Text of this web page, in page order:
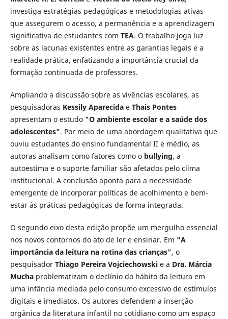
investiga estratégias pedagógicas e metodologias ativas
que assegurem o acesso, a permanência e a aprendizagem
significativa de estudantes com TEA. O trabalho joga luz
sobre as lacunas existentes entre as garantias legais e a
realidade prática, enfatizando a importância crucial da
formação continuada de professores.
Ampliando a discussão sobre as vivências escolares, as
pesquisadoras Kessily Aparecidae Thais Pontes
apresentam o estudo "O ambiente escolar e a saúde dos
adolescentes". Por meio de uma abordagem qualitativa que
ouviu estudantes do ensino fundamental II e médio, as
autoras analisam como fatores como o bullying, a
autoestima e o suporte familiar são afetados pelo clima
institucional. A conclusão aponta para a necessidade
emergente de incorporar políticas de acolhimento e bem-
estar às práticas pedagógicas de forma integrada.
O segundo eixo desta edição propõe um mergulho essencial
nos novos contornos do ato de ler e ensinar. Em "A
importância da leitura na rotina das crianças", o
pesquisador Thiago Pereira Vojciechowskie a Dra. Márcia
Muchaproblematizam o declínio do hábito da leitura em
uma infância mediada pelo consumo excessivo de estímulos
digitais e imediatos. Os autores defendem a inserção
orgânica da literatura infantil no cotidiano como um espaço